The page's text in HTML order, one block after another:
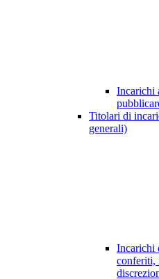
Incarichi
Titolari di
generali)
Incarichi
conferiti,